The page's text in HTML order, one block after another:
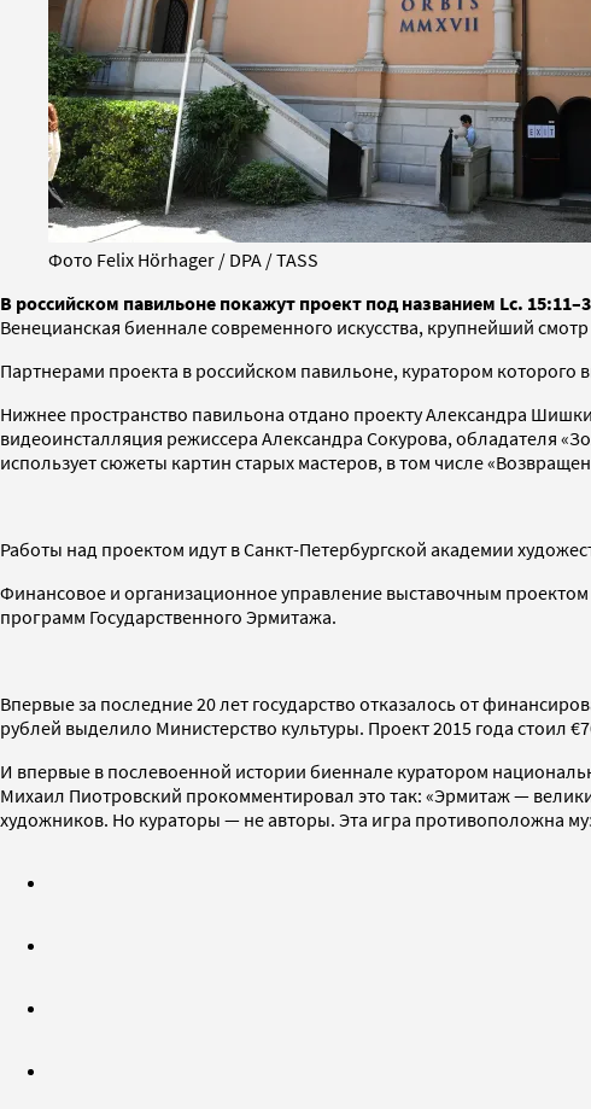
Фото Felix Hörhager / DPA / TASS
В российском павильоне покажут проект под названием Lc.
Венецианская биеннале современного искусства, крупнейший
Партнерами проекта в российском павильоне, куратором
Нижнее пространство павильона отдано проекту Александра
видеоинсталляция режиссера Александра Сокурова, обладателя
использует сюжеты картин старых мастеров, в том числе
Работы над проектом идут в Санкт-Петербургской академии
Финансовое и организационное управление выставочным
программ Государственного Эрмитажа.
Впервые за последние 20 лет государство отказалось от
рублей выделило Министерство культуры. Проект 2015 года стоил
И впервые в послевоенной истории биеннале куратором
Михаил Пиотровский прокомментировал это так: «Эрмитаж —
художников. Но кураторы — не авторы. Эта игра противоположна